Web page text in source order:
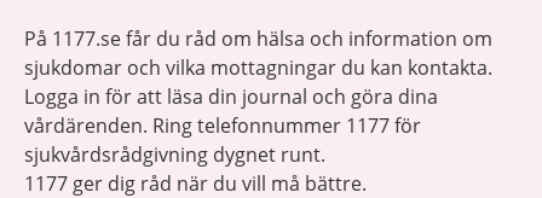
På 1177.se får du råd om hälsa och information om
sjukdomar och vilka mottagningar du kan kontakta.
Logga in för att läsa din journal och göra dina
vårdärenden. Ring telefonnummer 1177 för
sjukvårdsrådgivning dygnet runt.
1177 ger dig råd när du vill må bättre.